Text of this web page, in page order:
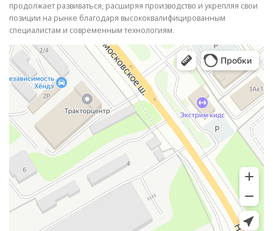
продолжает развиваться, расширяя производство и укрепляя свои
позиции на рынке благодаря высококвалифицированным
специалистам и современным технологиям.